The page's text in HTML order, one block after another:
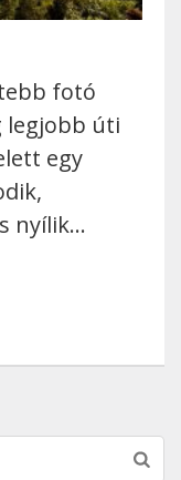
fotó
legjobb úti
egy
nyílik…